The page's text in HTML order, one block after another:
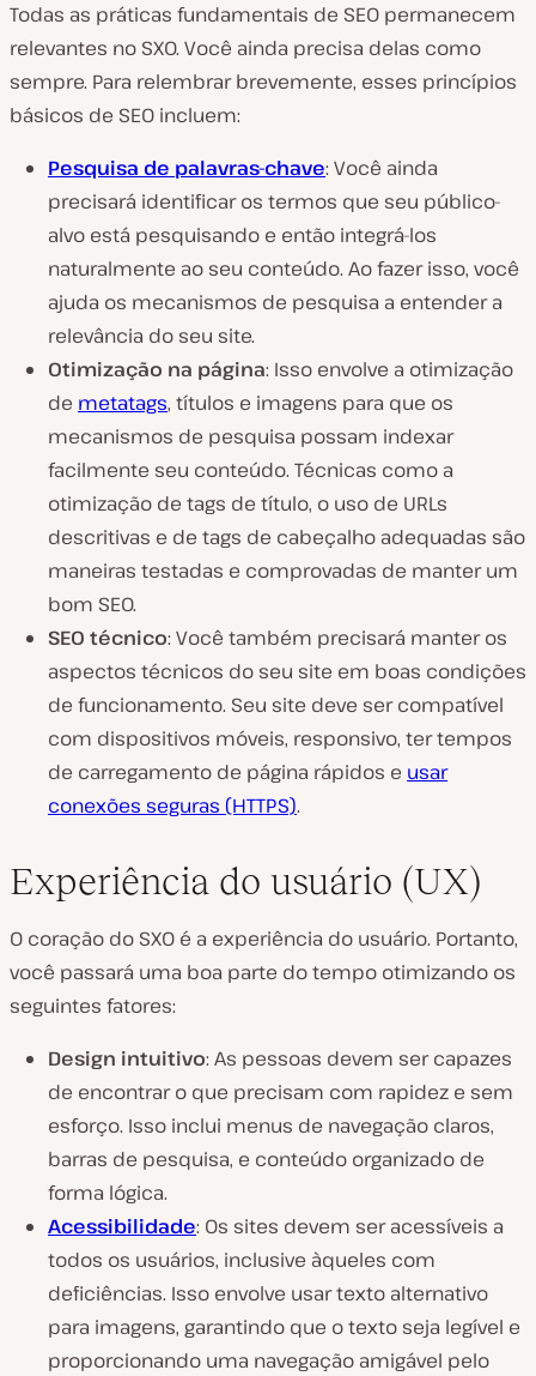
Todas as práticas fundamentais de SEO permanecem
relevantes no SXO. Você ainda precisa delas como
sempre. Para relembrar brevemente, esses princípios
básicos de SEO incluem:
Pesquisa de palavras-chave: Você ainda
precisará identificar os termos que seu público-
alvo está pesquisando e então integrá-los
naturalmente ao seu conteúdo. Ao fazer isso, você
ajuda os mecanismos de pesquisa a entender a
relevância do seu site.
Otimização na página: Isso envolve a otimização
de metatags, títulos e imagens para que os
mecanismos de pesquisa possam indexar
facilmente seu conteúdo. Técnicas como a
otimização de tags de título, o uso de URLs
descritivas e de tags de cabeçalho adequadas são
maneiras testadas e comprovadas de manter um
bom SEO.
SEO técnico: Você também precisará manter os
aspectos técnicos do seu site em boas condições
de funcionamento. Seu site deve ser compatível
com dispositivos móveis, responsivo, ter tempos
de carregamento de página rápidos e usar
conexões seguras (HTTPS).
Experiência do usuário (UX)
O coração do SXO é a experiência do usuário. Portanto,
você passará uma boa parte do tempo otimizando os
seguintes fatores:
Design intuitivo: As pessoas devem ser capazes
de encontrar o que precisam com rapidez e sem
esforço. Isso inclui menus de navegação claros,
barras de pesquisa, e conteúdo organizado de
forma lógica.
Acessibilidade: Os sites devem ser acessíveis a
todos os usuários, inclusive àqueles com
deficiências. Isso envolve usar texto alternativo
para imagens, garantindo que o texto seja legível e
proporcionando uma navegação amigável pelo